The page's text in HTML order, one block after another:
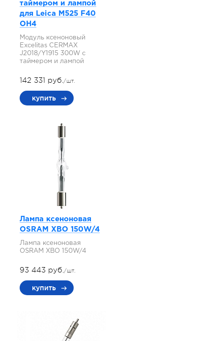
таймером и лампой
для Leica M525 F40
OH4
Модуль ксеноновый
Excelitas CERMAX
J2018/Y1915 300W с
таймером и лампой
142 331 руб./шт.
купить
Лампа ксеноновая
OSRAM XBO 150W/4
Лампа ксеноновая
OSRAM XBO 150W/4
93 443 руб./шт.
купить